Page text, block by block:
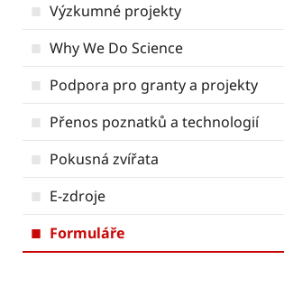
Výzkumné projekty
Why We Do Science
Podpora pro granty a projekty
Přenos poznatků a technologií
Pokusná zvířata
E-zdroje
Formuláře